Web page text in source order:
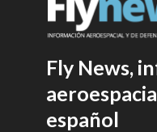
Fly News,
español